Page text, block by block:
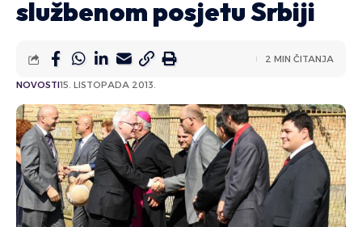
službenom posjetu Srbiji
NOVOSTI15. LISTOPADA 2013.
2 MIN ČITANJA